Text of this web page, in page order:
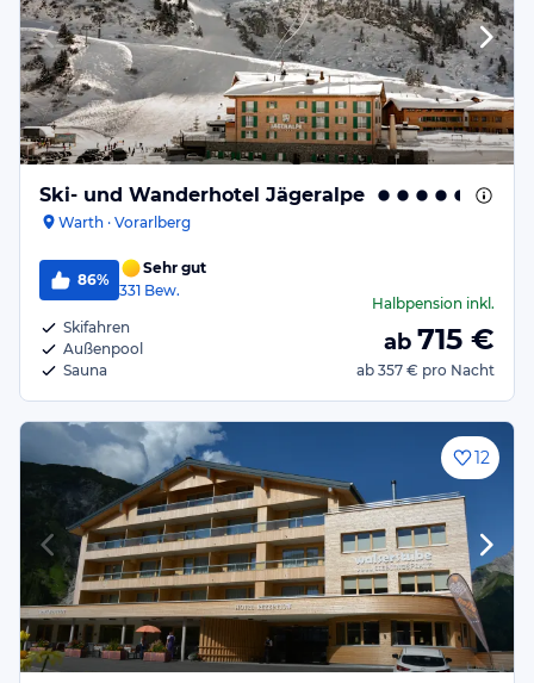
Ski- und Wanderhotel Jägeralpe
Warth · Vorarlberg
86%
Sehr gut
331 Bew.
Skifahren
Außenpool
Sauna
Halbpension inkl.
ab 715 €
ab 357 € pro Nacht
12